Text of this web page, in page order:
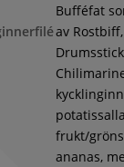
Bufféfat
av Rostbiff,
frukt/
ananas,